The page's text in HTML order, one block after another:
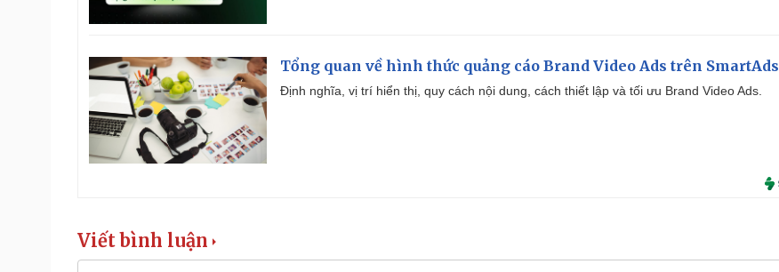
Tổng quan về hình thức quảng cáo Brand Video Ads trên SmartAds
Định nghĩa, vị trí hiển thị, quy cách nội dung, cách thiết lập và tối ưu Brand Video Ads.
Viết bình luận